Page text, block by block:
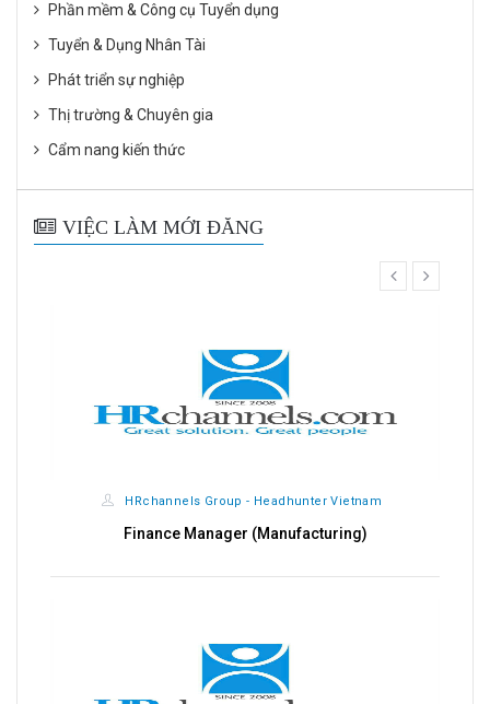
Phần mềm & Công cụ Tuyển dụng
Tuyển & Dụng Nhân Tài
Phát triển sự nghiệp
Thị trường & Chuyên gia
Cẩm nang kiến thức
VIỆC LÀM MỚI ĐĂNG
HRchannels Group - Headhunter Vietnam
Finance Manager (Manufacturing)
prev